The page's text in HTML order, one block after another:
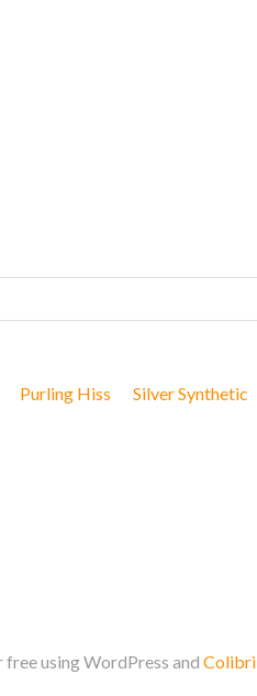
Purling Hiss Silver Synthetic
using WordPress and Colibri